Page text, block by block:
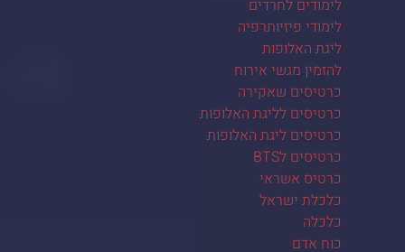
לימודים לחרדים
לימודי פיזיותרפיה
ליגת האלופות
להזמין מגשי אירוח
כרטיסים שאקירה
כרטיסים לליגת האלופות
כרטיסים ליגת האלופות
כרטיסים לBTS
כרטיס אשראי
כלכלת ישראל
כלכלה
כוח אדם